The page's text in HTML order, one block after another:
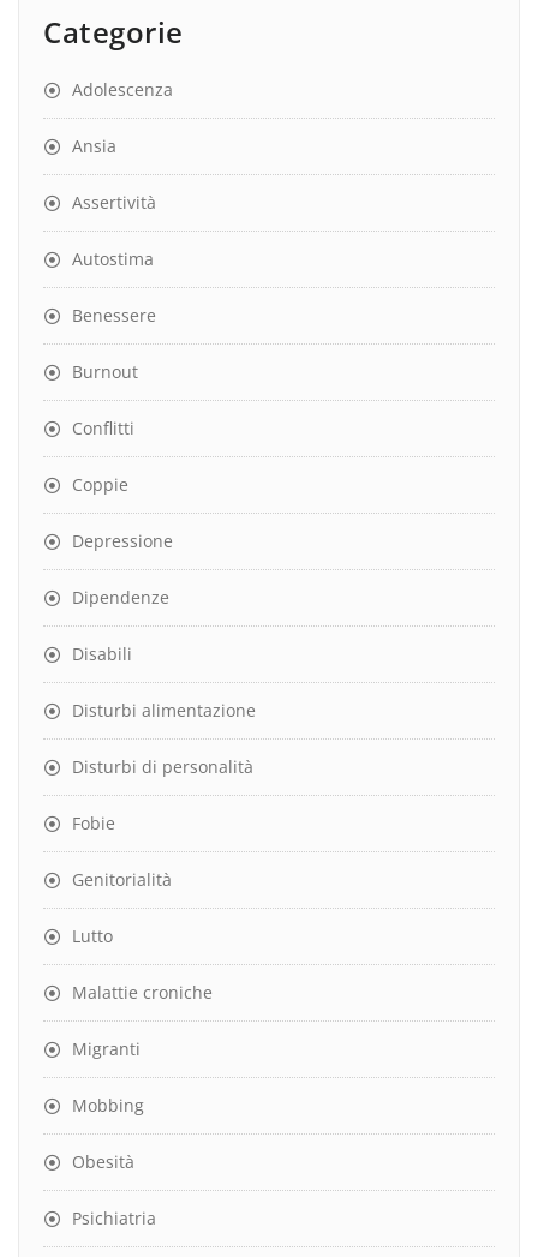
Categorie
Adolescenza
Ansia
Assertività
Autostima
Benessere
Burnout
Conflitti
Coppie
Depressione
Dipendenze
Disabili
Disturbi alimentazione
Disturbi di personalità
Fobie
Genitorialità
Lutto
Malattie croniche
Migranti
Mobbing
Obesità
Psichiatria